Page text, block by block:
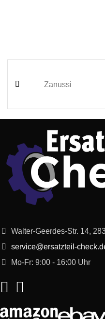
Zanussi
Walter-Geerdes-Str. 14,
service@ersatzteil-
Mo-Fr: 9:00 - 16:00 Uhr